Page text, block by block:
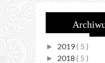
► 2019( 5 )
► 2018 ( 5 )